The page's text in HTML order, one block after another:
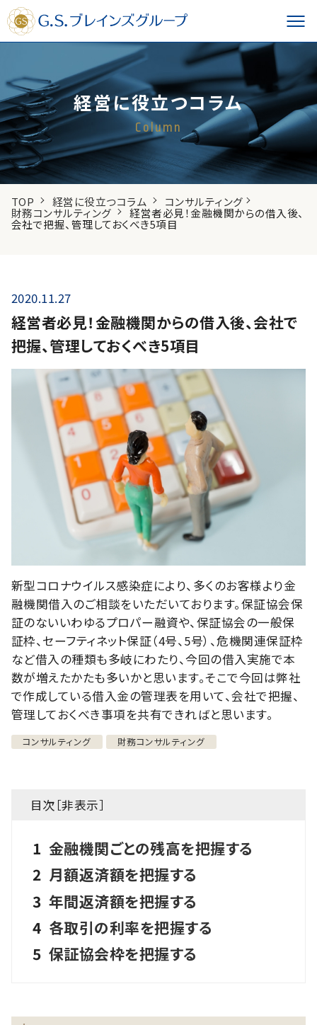
経営に役立つコラム
Column
TOP 経営に役立つコラム コンサルティング
財務コンサルティング 経営者必見！金融機関からの借入後、
会社で把握、管理しておくべき5項目
2020.11.27
経営者必見！金融機関からの借入後、会社で
把握、管理しておくべき5項目
新型コロナウイルス感染症により、多くのお客様より金
融機関借入のご相談をいただいております。保証協会保
証のないいわゆるプロパー融資や、保証協会の一般保
証枠、セーフティネット保証（4号、5号）、危機関連保証枠
など借入の種類も多岐にわたり、今回の借入実施で本
数が増えたかたも多いかと思います。そこで今回は弊社
で作成している借入金の管理表を用いて、会社で把握、
管理しておくべき事項を共有できればと思います。
コンサルティング 財務コンサルティング
目次［非表示］
1 金融機関ごとの残高を把握する
2 月額返済額を把握する
3 年間返済額を把握する
4 各取引の利率を把握する
5 保証協会枠を把握する